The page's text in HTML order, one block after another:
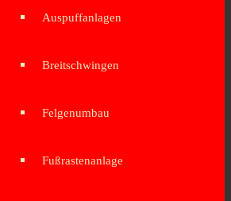
Auspuffanlagen
Breitschwingen
Felgenumbau
Fußrastenanlage